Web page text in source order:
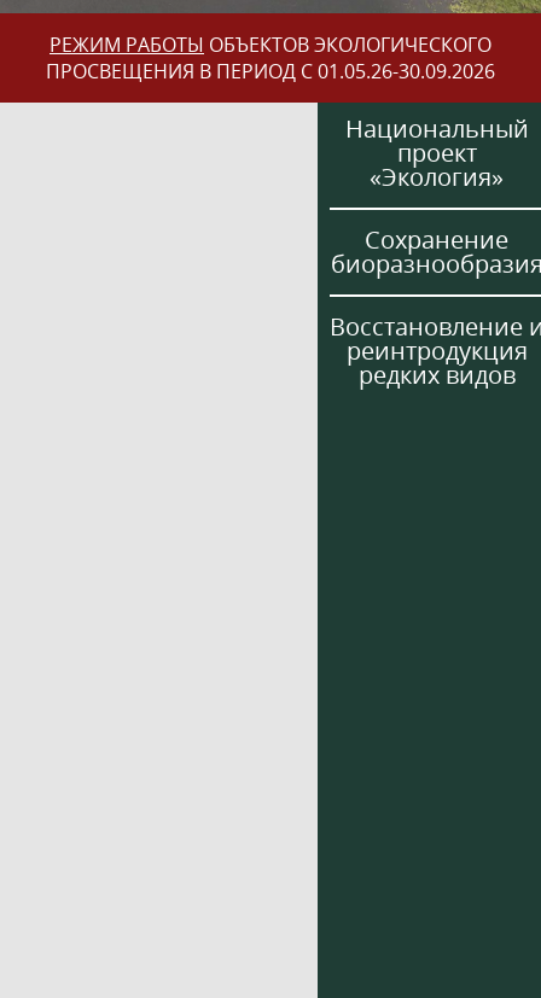
РЕЖИМ РАБОТЫ ОБЪЕКТОВ ЭКОЛОГИЧЕСКОГО
ПРОСВЕЩЕНИЯ В ПЕРИОД С 01.05.26-30.09.2026
Национальный
проект
«Экология»
Сохранение
Восстановление
реинтродукция
редких видов